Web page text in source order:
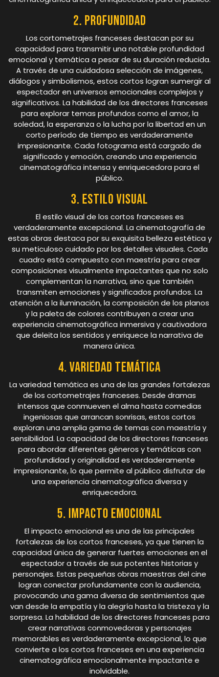
2. Profundidad
Los cortometrajes franceses destacan por su
capacidad para transmitir una notable profundidad
emocional y temática a pesar de su duración reducida.
A través de una cuidadosa selección de imágenes,
diálogos y simbolismos, estos cortos logran sumergir al
espectador en universos emocionales complejos y
significativos. La habilidad de los directores franceses
para explorar temas profundos como el amor, la
soledad, la esperanza o la lucha por la libertad en un
corto período de tiempo es verdaderamente
impresionante. Cada fotograma está cargado de
significado y emoción, creando una experiencia
cinematográfica intensa y enriquecedora para el
público.
3. Estilo visual
El estilo visual de los cortos franceses es
verdaderamente excepcional. La cinematografía de
estas obras destaca por su exquisita belleza estética y
su meticuloso cuidado por los detalles visuales. Cada
cuadro está compuesto con maestría para crear
composiciones visualmente impactantes que no solo
complementan la narrativa, sino que también
transmiten emociones y significados profundos. La
atención a la iluminación, la composición de los planos
y la paleta de colores contribuyen a crear una
experiencia cinematográfica inmersiva y cautivadora
que deleita los sentidos y enriquece la narrativa de
manera única.
4. Variedad temática
La variedad temática es una de las grandes fortalezas
de los cortometrajes franceses. Desde dramas
intensos que conmueven el alma hasta comedias
ingeniosas que arrancan sonrisas, estos cortos
exploran una amplia gama de temas con maestría y
sensibilidad. La capacidad de los directores franceses
para abordar diferentes géneros y temáticas con
profundidad y originalidad es verdaderamente
impresionante, lo que permite al público disfrutar de
una experiencia cinematográfica diversa y
enriquecedora.
5. Impacto emocional
El impacto emocional es una de las principales
fortalezas de los cortos franceses, ya que tienen la
capacidad única de generar fuertes emociones en el
espectador a través de sus potentes historias y
personajes. Estas pequeñas obras maestras del cine
logran conectar profundamente con la audiencia,
provocando una gama diversa de sentimientos que
van desde la empatía y la alegría hasta la tristeza y la
sorpresa. La habilidad de los directores franceses para
crear narrativas conmovedoras y personajes
memorables es verdaderamente excepcional, lo que
convierte a los cortos franceses en una experiencia
cinematográfica emocionalmente impactante e
inolvidable.